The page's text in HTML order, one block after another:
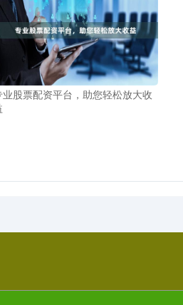
业股票配资平台，助您轻松放大收